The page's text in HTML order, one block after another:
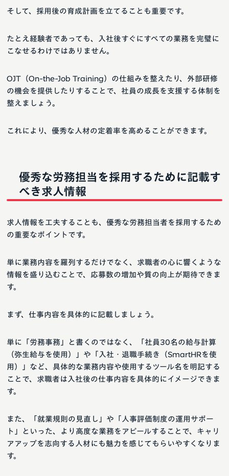
そして、採用後の育成計画を立てることも重要です。
たとえ経験者であっても、入社後すぐにすべての業務を完璧に
こなせるわけではありません。
OJT（On-the-Job Training）の仕組みを整えたり、外部研修
の機会を提供したりすることで、社員の成長を支援する体制を
整えましょう。
これにより、優秀な人材の定着率を高めることができます。
優秀な労務担当を採用するために記載す
べき求人情報
求人情報を工夫することも、優秀な労務担当者を採用するため
の重要なポイントです。
単に業務内容を羅列するだけでなく、求職者の心に響くような
情報を盛り込むことで、応募数の増加や質の向上が期待できま
す。
まず、仕事内容を具体的に記載しましょう。
単に「労務事務」と書くのではなく、「社員30名の給与計算
（弥生給与を使用）」や「入社・退職手続き（SmartHRを使
用）」など、具体的な業務内容や使用するツール名を明記する
ことで、求職者は入社後の仕事内容を具体的にイメージできま
す。
また、「就業規則の見直し」や「人事評価制度の運用サポー
ト」といった、より高度な業務をアピールすることで、キャリ
アアップを志向する人材にも魅力を感じてもらいやすくなりま
す。